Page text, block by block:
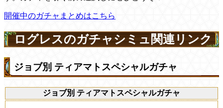
開催中のガチャまとめはこちら
ログレスのガチャシミュ関連リンク
ジョブ別 ティアマトスペシャルガチャ
ジョブ別 ティアマトスペシャルガチャ